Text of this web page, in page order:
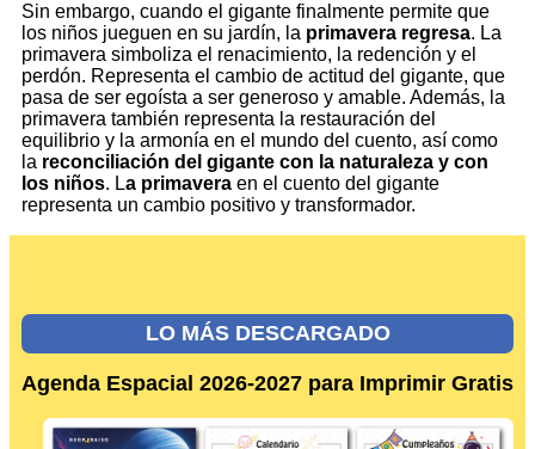
Sin embargo, cuando el gigante finalmente permite que
los niños jueguen en su jardín, la primavera regresa. La
primavera simboliza el renacimiento, la redención y el
perdón. Representa el cambio de actitud del gigante, que
pasa de ser egoísta a ser generoso y amable. Además, la
primavera también representa la restauración del
equilibrio y la armonía en el mundo del cuento, así como
la reconciliación del gigante con la naturaleza y con
los niños. La primavera en el cuento del gigante
representa un cambio positivo y transformador.
LO MÁS DESCARGADO
Agenda Espacial 2026-2027 para Imprimir Gratis